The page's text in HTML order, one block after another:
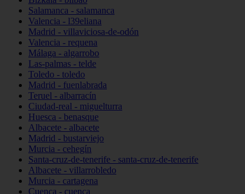
Salamanca - salamanca
Valencia - l39eliana
Madrid - villaviciosa-de-odón
Valencia - requena
Málaga - algarrobo
Las-palmas - telde
Toledo - toledo
Madrid - fuenlabrada
Teruel - albarracín
Ciudad-real - miguelturra
Huesca - benasque
Albacete - albacete
Madrid - bustarviejo
Murcia - cehegín
Santa-cruz-de-tenerife - santa-cruz-de-tenerife
Albacete - villarrobledo
Murcia - cartagena
Cuenca - cuenca